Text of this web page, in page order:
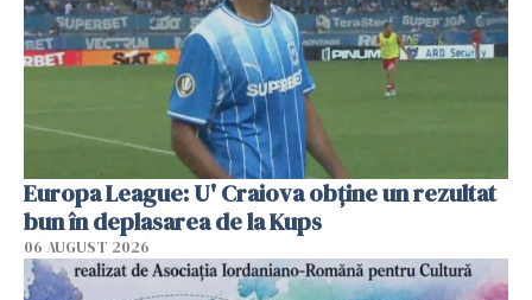
Europa League: U' Craiova obține un rezultat
bun în deplasarea de la Kups
06 AUGUST 2026